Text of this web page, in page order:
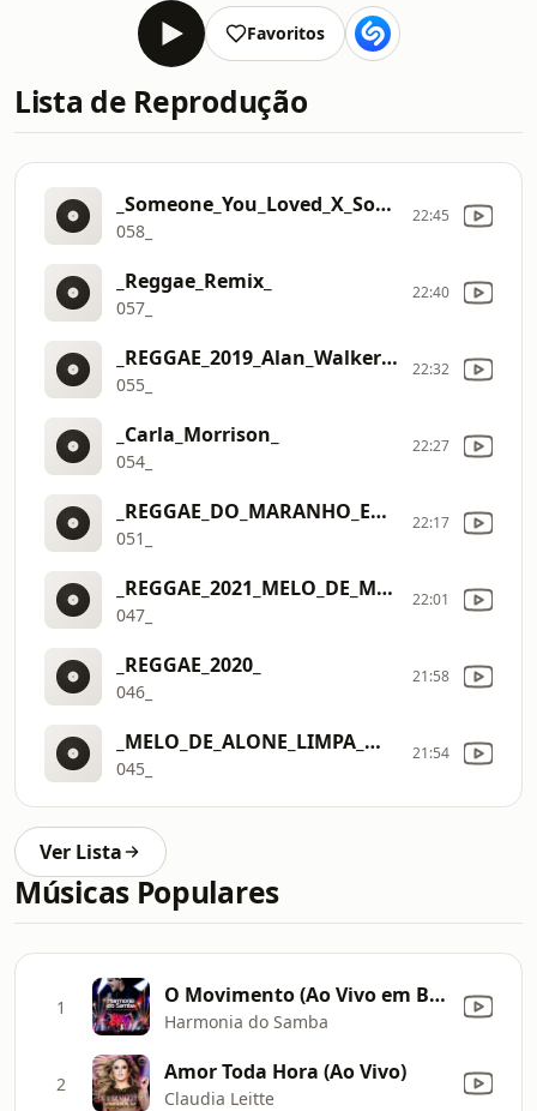
Favoritos
Lista de Reprodução
_Someone_You_Loved_X_Someone_Like_You_Reggae_Remix
058_
22:45
_Reggae_Remix_
057_
22:40
_REGGAE_2019_Alan_Walker_K
055_
22:32
_Carla_Morrison_
054_
22:27
_REGGAE_DO_MARANHO_Enrique_Iglesias_
051_
22:17
_REGGAE_2021_MELO_DE_MALEVOLA_DJ_LUKAS_PRODUCER_DJAYSTATION
047_
22:01
_REGGAE_2020_
046_
21:58
_MELO_DE_ALONE_LIMPA_MASTER_PRODUES
045_
21:54
Ver Lista
Músicas Populares
1 O Movimento (Ao Vivo em Brasília)
Harmonia do Samba
2 Amor Toda Hora (Ao Vivo)
Claudia Leitte